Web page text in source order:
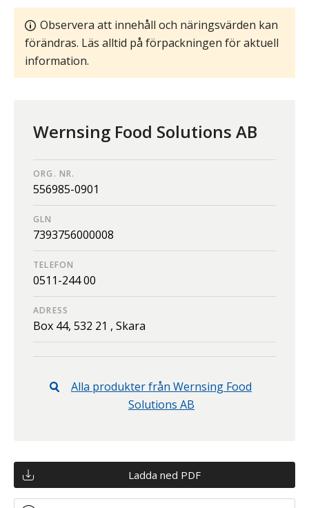
Observera att innehåll och näringsvärden kan
förändras. Läs alltid på förpackningen för aktuell
information.
Wernsing Food Solutions AB
ORG. NR.
556985-0901
GLN
7393756000008
TELEFON
0511-244 00
ADRESS
Box 44, 532 21 , Skara
Alla produkter från Wernsing Food
Solutions AB
Ladda ned PDF